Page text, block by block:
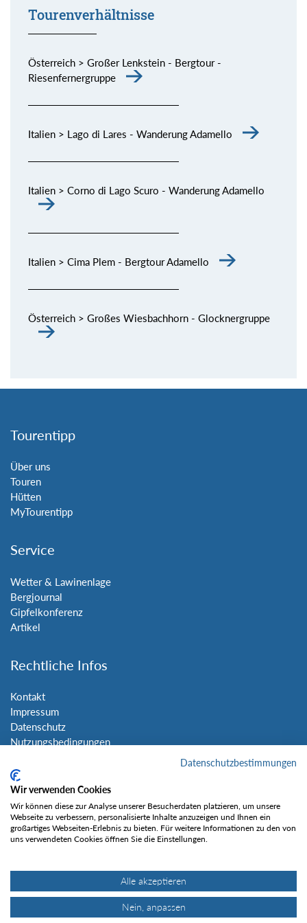
Tourenverhältnisse
Österreich > Großer Lenkstein - Bergtour -
Riesenfernergruppe
Italien > Lago di Lares - Wanderung Adamello
Italien > Corno di Lago Scuro - Wanderung Adamello
Italien > Cima Plem - Bergtour Adamello
Österreich > Großes Wiesbachhorn - Glocknergruppe
Tourentipp
Über uns
Touren
Hütten
MyTourentipp
Service
Wetter & Lawinenlage
Bergjournal
Gipfelkonferenz
Artikel
Rechtliche Infos
Kontakt
Impressum
Datenschutz
Nutzungsbedingungen
Social Media
Gefällt mir
Datenschutzbestimmungen
Wir verwenden Cookies
Wir können diese zur Analyse unserer Besucherdaten platzieren, um unsere
Webseite zu verbessern, personalisierte Inhalte anzuzeigen und Ihnen ein
großartiges Webseiten-Erlebnis zu bieten. Für weitere Informationen zu den von
uns verwendeten Cookies öffnen Sie die Einstellungen.
Alle akzeptieren
Nein, anpassen